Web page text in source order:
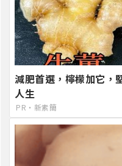
減肥首選，檸檬加它，
人生
PR・新素簡